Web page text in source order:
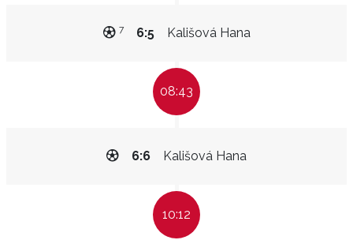
Kališová Hana
6:5
7
08:43
Kališová Hana
6:6
10:12